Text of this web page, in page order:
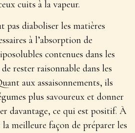
cuits à la vapeur.
pas diaboliser les matières
à l’absorption de
contenues dans les
rester raisonnable dans les
aux assaisonnements, ils
plus savoureux et donner
davantage, ce qui est positif. À
meilleure façon de préparer les